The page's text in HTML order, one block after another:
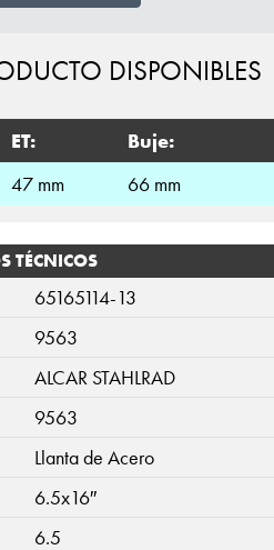
DISPONIBLES
ET:
Buje:
47 mm 66 mm
TÉCNICOS
65165114-13
9563
ALCAR STAHLRAD
9563
Llanta de Acero
6.5x16″
6.5